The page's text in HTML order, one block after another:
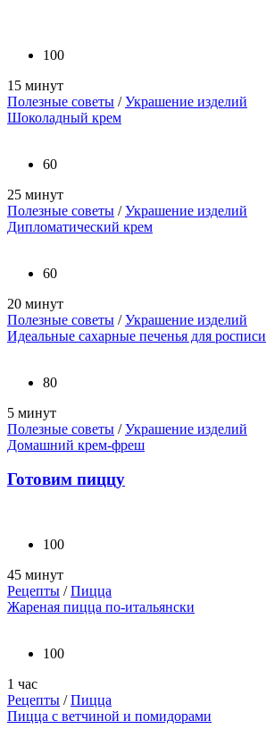
100
15 минут
Полезные советы /Украшение изделий
Шоколадный крем
60
25 минут
Полезные советы /Украшение изделий
Дипломатический крем
60
20 минут
Полезные советы /Украшение изделий
Идеальные сахарные печенья для росписи
80
5 минут
Полезные советы /Украшение изделий
Домашний крем-фреш
Готовим пиццу
100
45 минут
Рецепты /Пицца
Жареная пицца по-итальянски
100
1 час
Рецепты /Пицца
Пицца с ветчиной и помидорами